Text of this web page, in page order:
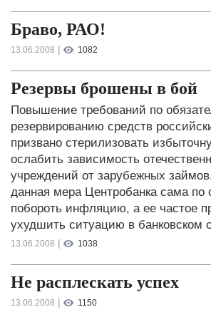
Браво, РАО!
13.06.2008 | 1082
Резервы брошены в бой
Повышение требований по
резервированию средств
призвано стерилизовать
ослабить зависимость
учреждений от зарубежных
данная мера Центробанка сама по
побороть инфляцию, а ее частое
ухудшить ситуацию в банковском
13.06.2008 | 1038
Не расплескать успех
13.06.2008 | 1150